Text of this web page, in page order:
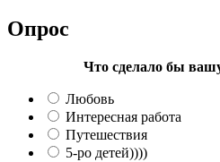
Опрос
Что сделало бы
Любовь
Интересная работа
Путешествия
5-ро детей))))